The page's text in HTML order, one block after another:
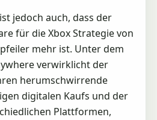
jedoch auch, dass der
für die Xbox Strategie von
mehr ist. Unter dem
verwirklicht der
herumschwirrende
digitalen Kaufs und der
Plattformen,